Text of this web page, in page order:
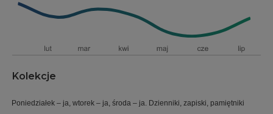
Kolekcje
Poniedziałek – ja, wtorek – ja, środa – ja. Dzienniki, zapiski, pamiętniki